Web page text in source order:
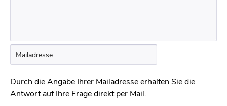
Durch die Angabe Ihrer Mailadresse erhalten Sie die
Antwort auf Ihre Frage direkt per Mail.